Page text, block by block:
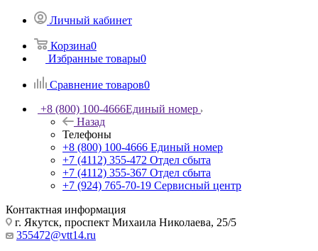
Личный кабинет
Корзина0
Избранные товары0
Сравнение товаров0
+8 (800) 100-4666Единый номер
Назад
Телефоны
+8 (800) 100-4666 Единый номер
+7 (4112) 355-472 Отдел сбыта
+7 (4112) 355-367 Отдел сбыта
+7 (924) 765-70-19 Сервисный центр
Контактная информация
г. Якутск, проспект Михаила Николаева, 25/5
355472@vtt14.ru